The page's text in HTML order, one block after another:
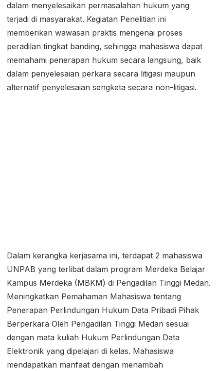
dalam menyelesaikan permasalahan hukum yang
terjadi di masyarakat. Kegiatan Penelitian ini
memberikan wawasan praktis mengenai proses
peradilan tingkat banding, sehingga mahasiswa dapat
memahami penerapan hukum secara langsung, baik
dalam penyelesaian perkara secara litigasi maupun
alternatif penyelesaian sengketa secara non-litigasi.
Dalam kerangka kerjasama ini, terdapat 2 mahasiswa
UNPAB yang terlibat dalam program Merdeka Belajar
Kampus Merdeka (MBKM) di Pengadilan Tinggi Medan.
Meningkatkan Pemahaman Mahasiswa tentang
Penerapan Perlindungan Hukum Data Pribadi Pihak
Berperkara Oleh Pengadilan Tinggi Medan sesuai
dengan mata kuliah Hukum Perlindungan Data
Elektronik yang dipelajari di kelas. Mahasiswa
mendapatkan manfaat dengan menambah